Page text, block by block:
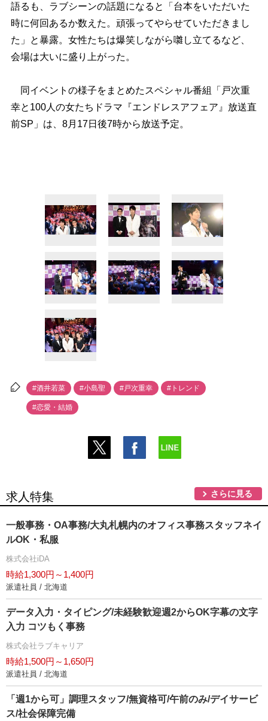
語るも、ラブシーンの話題になると「台本をいただいた
時に何回あるか数えた。頑張ってやらせていただきまし
た」と暴露。女性たちは爆笑しながら囃し立てるなど、
会場は大いに盛り上がった。
同イベントの様子をまとめたスペシャル番組「戸次重
幸と100人の女たちドラマ『エンドレスアフェア』放送直
前SP」は、8月17日後7時から放送予定。
#酒井若菜 #小島聖 #戸次重幸 #トレンド
#恋愛・結婚
求人特集 さらに見る
一般事務・OA事務/大丸札幌内のオフィス事務スタッフネイ
ルOK・私服
株式会社iDA
時給1,300円～1,400円
派遣社員 / 北海道
データ入力・タイピング/未経験歓迎週2からOK字幕の文字
入力 コツもく事務
株式会社ラブキャリア
時給1,500円～1,650円
派遣社員 / 北海道
「週1から可」調理スタッフ/無資格可/午前のみ/デイサービ
ス/社会保障完備